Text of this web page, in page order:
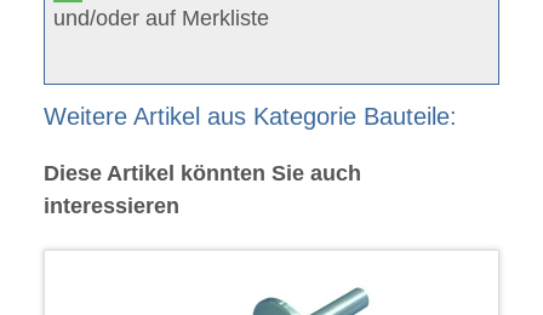
und/oder auf Merkliste
Weitere Artikel aus Kategorie Bauteile:
Diese Artikel könnten Sie auch
interessieren